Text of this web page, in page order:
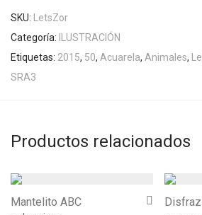
SKU:
LetsZor
Categoría:
ILUSTRACIÓN
Etiquetas: 2015, 50, Acuarela, Animales,
SRA3
Productos relacionados
Mantelito ABC